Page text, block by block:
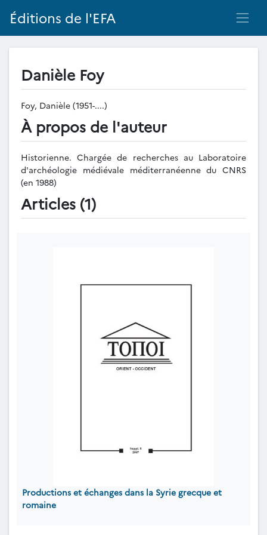
Éditions de l'EFA
Danièle Foy
Foy, Danièle (1951-....)
À propos de l'auteur
Historienne. Chargée de recherches au Laboratoire
d'archéologie médiévale méditerranéenne du CNRS
(en 1988)
Articles (1)
Productions et échanges dans la Syrie grecque et
romaine